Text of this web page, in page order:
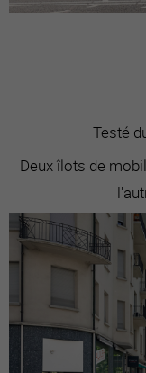
Testé
Deux îlots de